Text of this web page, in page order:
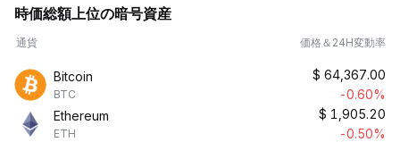
時価総額上位の暗号資産
通貨 価格＆24H変動率
Bitcoin
BTC
$ 64,367.00
-0.60%
Ethereum
ETH
$ 1,905.20
-0.50%